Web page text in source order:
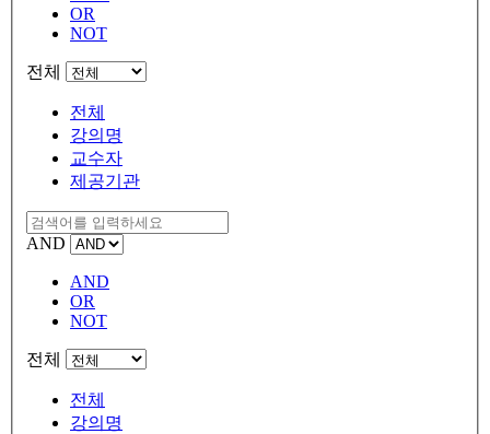
OR
NOT
전체
전체
강의명
교수자
제공기관
AND
AND
OR
NOT
전체
전체
강의명